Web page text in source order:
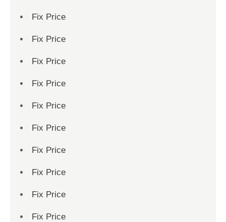
Fix Price
Fix Price
Fix Price
Fix Price
Fix Price
Fix Price
Fix Price
Fix Price
Fix Price
Fix Price